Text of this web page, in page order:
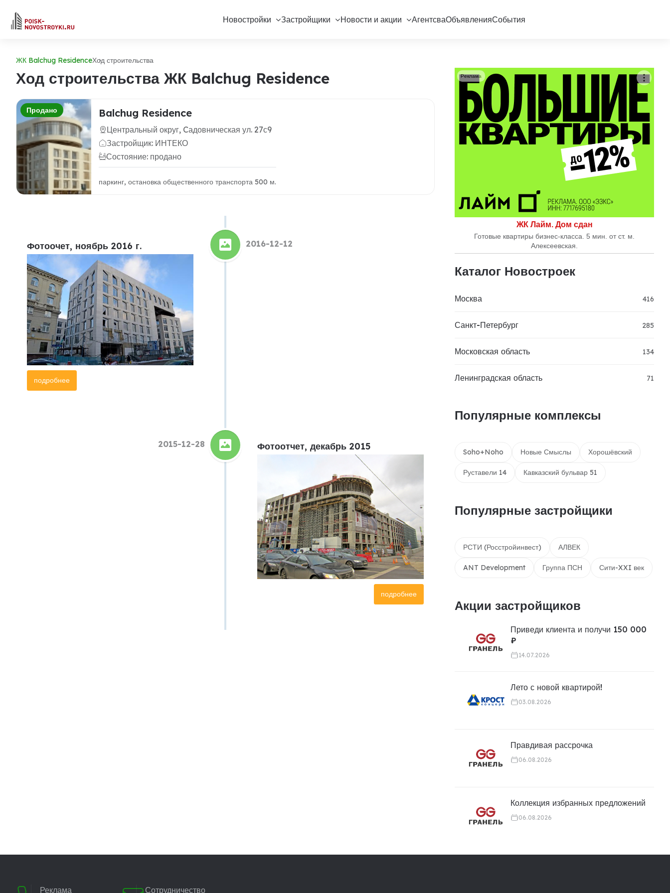
Новостройки Застройщики Новости и акции АгентсваОбъявленияСобытия
ЖК Balchug ResidenceХод строительства
Ход строительства ЖК Balchug Residence
Продано Balchug Residence
Центральный округ, Cадовническая ул. 27с9
Застройщик: ИНТЕКО
Состояние: продано
паркинг, остановка общественного транспорта 500 м.
Фотоочет, ноябрь 2016 г.
подробнее
2016-12-12
Фотоотчет, декабрь 2015
подробнее
2015-12-28
ЖК Лайм. Дом сдан
Готовые квартиры бизнес-класса. 5 мин. от ст. м.
Алексеевская.
Реклама
Каталог Новостроек
Москва 416
Санкт-Петербург 285
Московская область 134
Ленинградская область 71
Популярные комплексы
Soho+Noho Новые Смыслы Хорошёвский
Руставели 14 Кавказский бульвар 51
Популярные застройщики
РСТИ (Росстройинвест) АЛВЕК
ANT Development Группа ПСН Сити-XXI век
Акции застройщиков
Приведи клиента и получи 150 000
₽
14.07.2026
Лето с новой квартирой!
03.08.2026
Правдивая рассрочка
06.08.2026
Коллекция избранных предложений
06.08.2026
Реклама Сотрудничество